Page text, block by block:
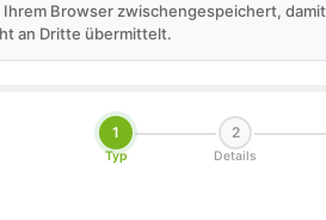
Browser zwischengespeichert,
an Dritte übermittelt.
1
Typ
2
Details